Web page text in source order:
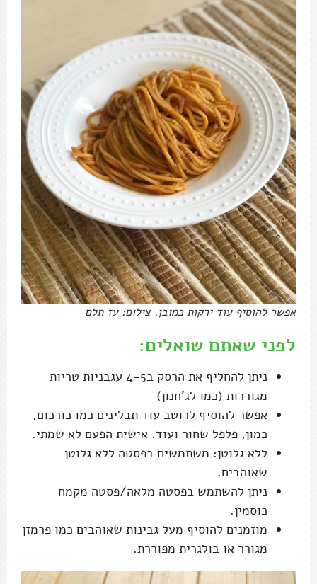
אפשר להוסיף עוד ירקות כמובן. צילום: עז תלם
לפני שאתם שואלים:
ניתן להחליף את הרסק ב4-5 עגבניות טריות
מגוררות (כמו לג'חנון)
אפשר להוסיף לרוטב עוד תבלינים כמו כורכום,
כמון, פלפל שחור ועוד. אישית הפעם לא שמתי.
ללא גלוטן: משתמשים בפסטה ללא גלוטן
שאוהבים.
ניתן להשתמש בפסטה מלאה/פסטה מקמח
כוסמין.
מוזמנים להוסיף מעל גבינות שאוהבים כמו פרמזן
מגורר או בולגרית מפוררת.